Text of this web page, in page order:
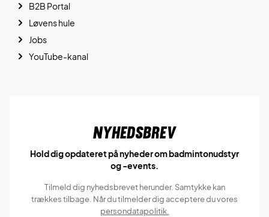
B2B Portal
Løvens hule
Jobs
YouTube-kanal
Nyhedsbrev
Hold dig opdateret på nyheder om badmintonudstyr
og -events.
Tilmeld dig nyhedsbrevet herunder. Samtykke kan
trækkes tilbage. Når du tilmelder dig acceptere du vores
persondatapolitik.